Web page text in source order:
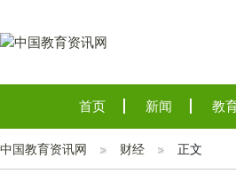
首页 新闻 教
中国教育资讯网 财经 正文